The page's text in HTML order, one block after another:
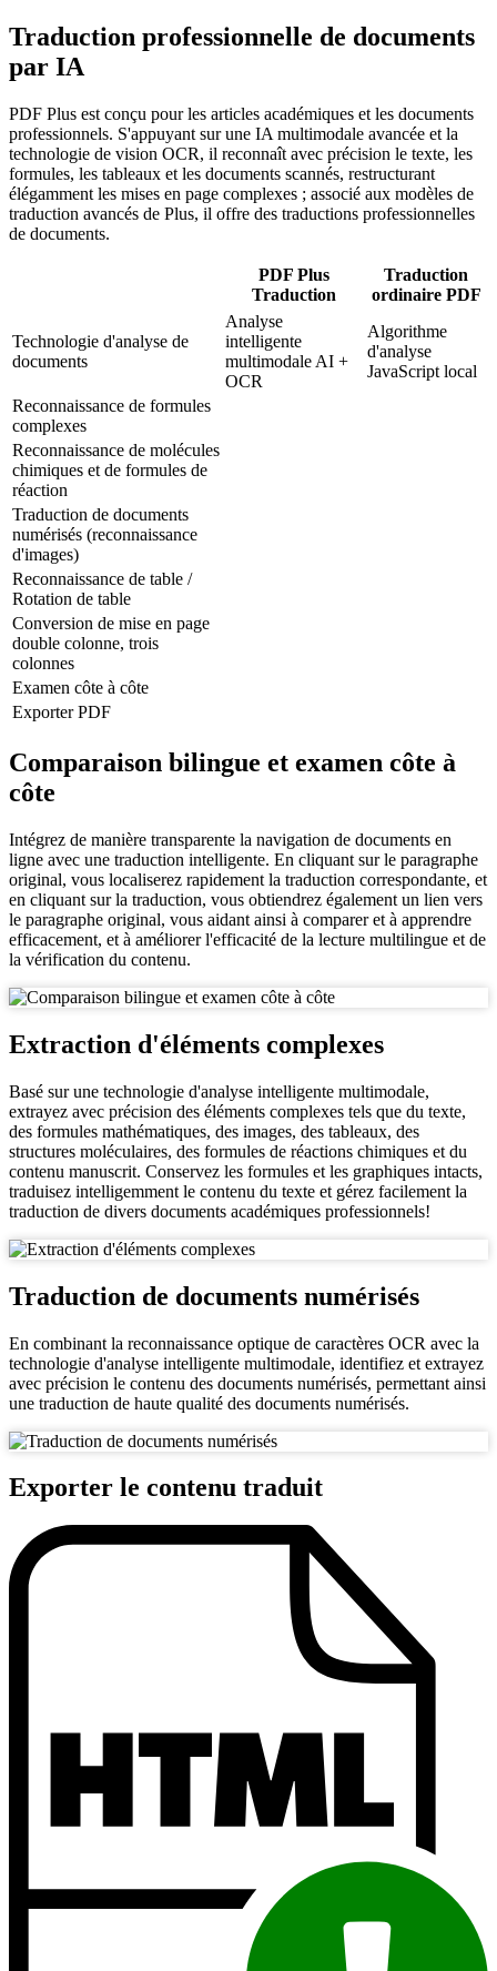
Traduction professionnelle de documents
par IA
PDF Plus est conçu pour les articles académiques et les documents
professionnels. S'appuyant sur une IA multimodale avancée et la
technologie de vision OCR, il reconnaît avec précision le texte, les
formules, les tableaux et les documents scannés, restructurant
élégamment les mises en page complexes ; associé aux modèles de
traduction avancés de Plus, il offre des traductions professionnelles
de documents.
PDF Plus
Traduction
Traduction
ordinaire PDF
Technologie d'analyse de
documents
Analyse
intelligente
multimodale AI +
OCR
Algorithme
d'analyse
JavaScript local
Reconnaissance de formules
complexes
Reconnaissance de molécules
chimiques et de formules de
réaction
Traduction de documents
numérisés (reconnaissance
d'images)
Reconnaissance de table /
Rotation de table
Conversion de mise en page
double colonne, trois
colonnes
Examen côte à côte
Exporter PDF
Comparaison bilingue et examen côte à
côte
Intégrez de manière transparente la navigation de documents en
ligne avec une traduction intelligente. En cliquant sur le paragraphe
original, vous localiserez rapidement la traduction correspondante, et
en cliquant sur la traduction, vous obtiendrez également un lien vers
le paragraphe original, vous aidant ainsi à comparer et à apprendre
efficacement, et à améliorer l'efficacité de la lecture multilingue et de
la vérification du contenu.
Extraction d'éléments complexes
Basé sur une technologie d'analyse intelligente multimodale,
extrayez avec précision des éléments complexes tels que du texte,
des formules mathématiques, des images, des tableaux, des
structures moléculaires, des formules de réactions chimiques et du
contenu manuscrit. Conservez les formules et les graphiques intacts,
traduisez intelligemment le contenu du texte et gérez facilement la
traduction de divers documents académiques professionnels!
Traduction de documents numérisés
En combinant la reconnaissance optique de caractères OCR avec la
technologie d'analyse intelligente multimodale, identifiez et extrayez
avec précision le contenu des documents numérisés, permettant ainsi
une traduction de haute qualité des documents numérisés.
Exporter le contenu traduit